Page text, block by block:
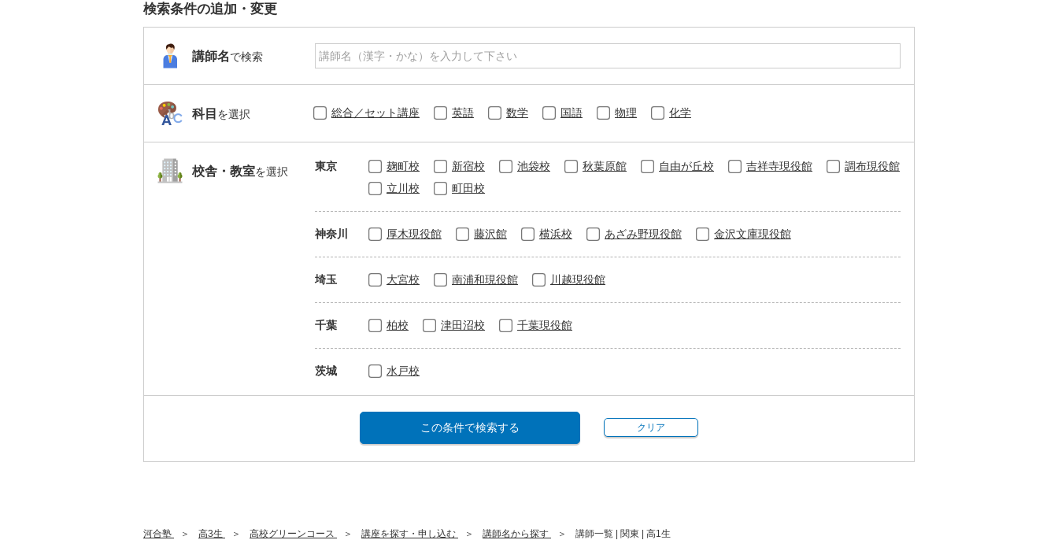
検索条件の追加・変更
講師名で検索
科目 を選択 総合／セット講座 英語 数学 国語 物理 化学
校舎・教室を選択 東京 麹町校 新宿校 池袋校 秋葉原館 自由が丘校 吉祥寺現役館
調布現役館
立川校
町田校
神奈川 厚木現役館 藤沢館 横浜校 あざみ野現役館 金沢文庫現役館
埼玉 大宮校 南浦和現役館 川越現役館
千葉 柏校 津田沼校 千葉現役館
茨城 水戸校
この条件で検索する クリア
河合塾 高3生 高校グリーンコース 講座を探す・申し込む 講師名から探す
講師一覧 | 関東 | 高1生